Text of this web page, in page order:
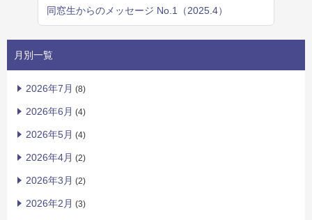
同窓生からのメッセージ No.1（2025.4）
月別一覧
2026年7月 (8)
2026年6月 (4)
2026年5月 (4)
2026年4月 (2)
2026年3月 (2)
2026年2月 (3)